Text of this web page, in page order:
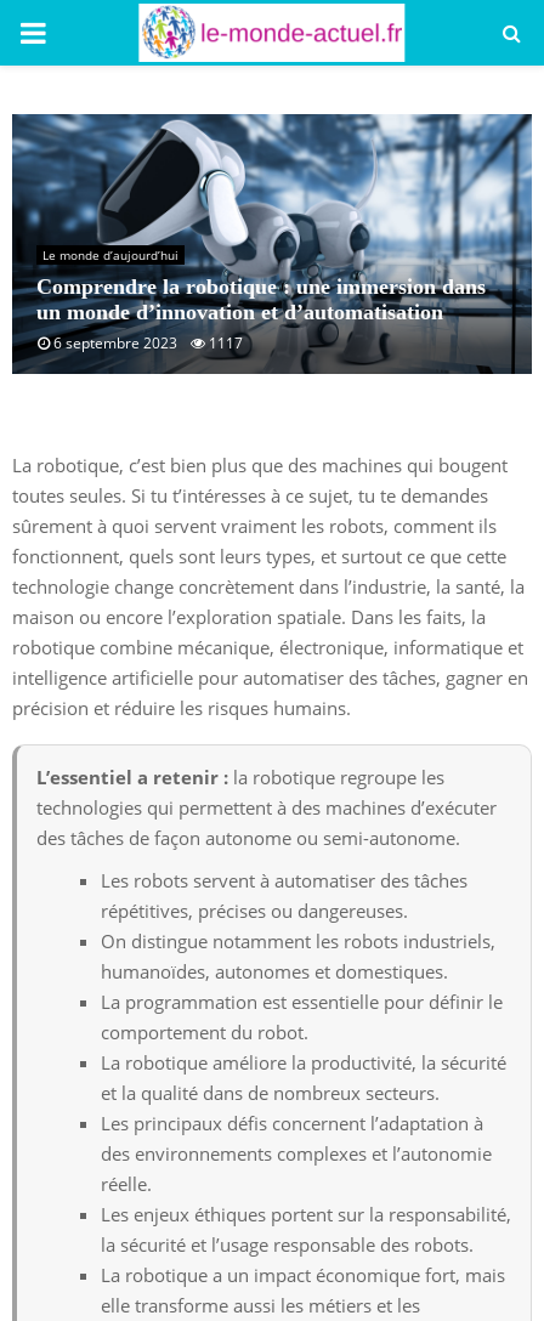
PRIMARY
Le monde d’aujourd’hui
Comprendre la robotique : une immersion dans
un monde d’innovation et d’automatisation
6 septembre 2023 1117
La robotique, c’est bien plus que des machines qui bougent
toutes seules. Si tu t’intéresses à ce sujet, tu te demandes
sûrement à quoi servent vraiment les robots, comment ils
fonctionnent, quels sont leurs types, et surtout ce que cette
technologie change concrètement dans l’industrie, la santé, la
maison ou encore l’exploration spatiale. Dans les faits, la
robotique combine mécanique, électronique, informatique et
intelligence artificielle pour automatiser des tâches, gagner en
précision et réduire les risques humains.
L’essentiel a retenir : la robotique regroupe les
technologies qui permettent à des machines d’exécuter
des tâches de façon autonome ou semi-autonome.
Les robots servent à automatiser des tâches
répétitives, précises ou dangereuses.
On distingue notamment les robots industriels,
humanoïdes, autonomes et domestiques.
La programmation est essentielle pour définir le
comportement du robot.
La robotique améliore la productivité, la sécurité
et la qualité dans de nombreux secteurs.
Les principaux défis concernent l’adaptation à
des environnements complexes et l’autonomie
réelle.
Les enjeux éthiques portent sur la responsabilité,
la sécurité et l’usage responsable des robots.
La robotique a un impact économique fort, mais
elle transforme aussi les métiers et les